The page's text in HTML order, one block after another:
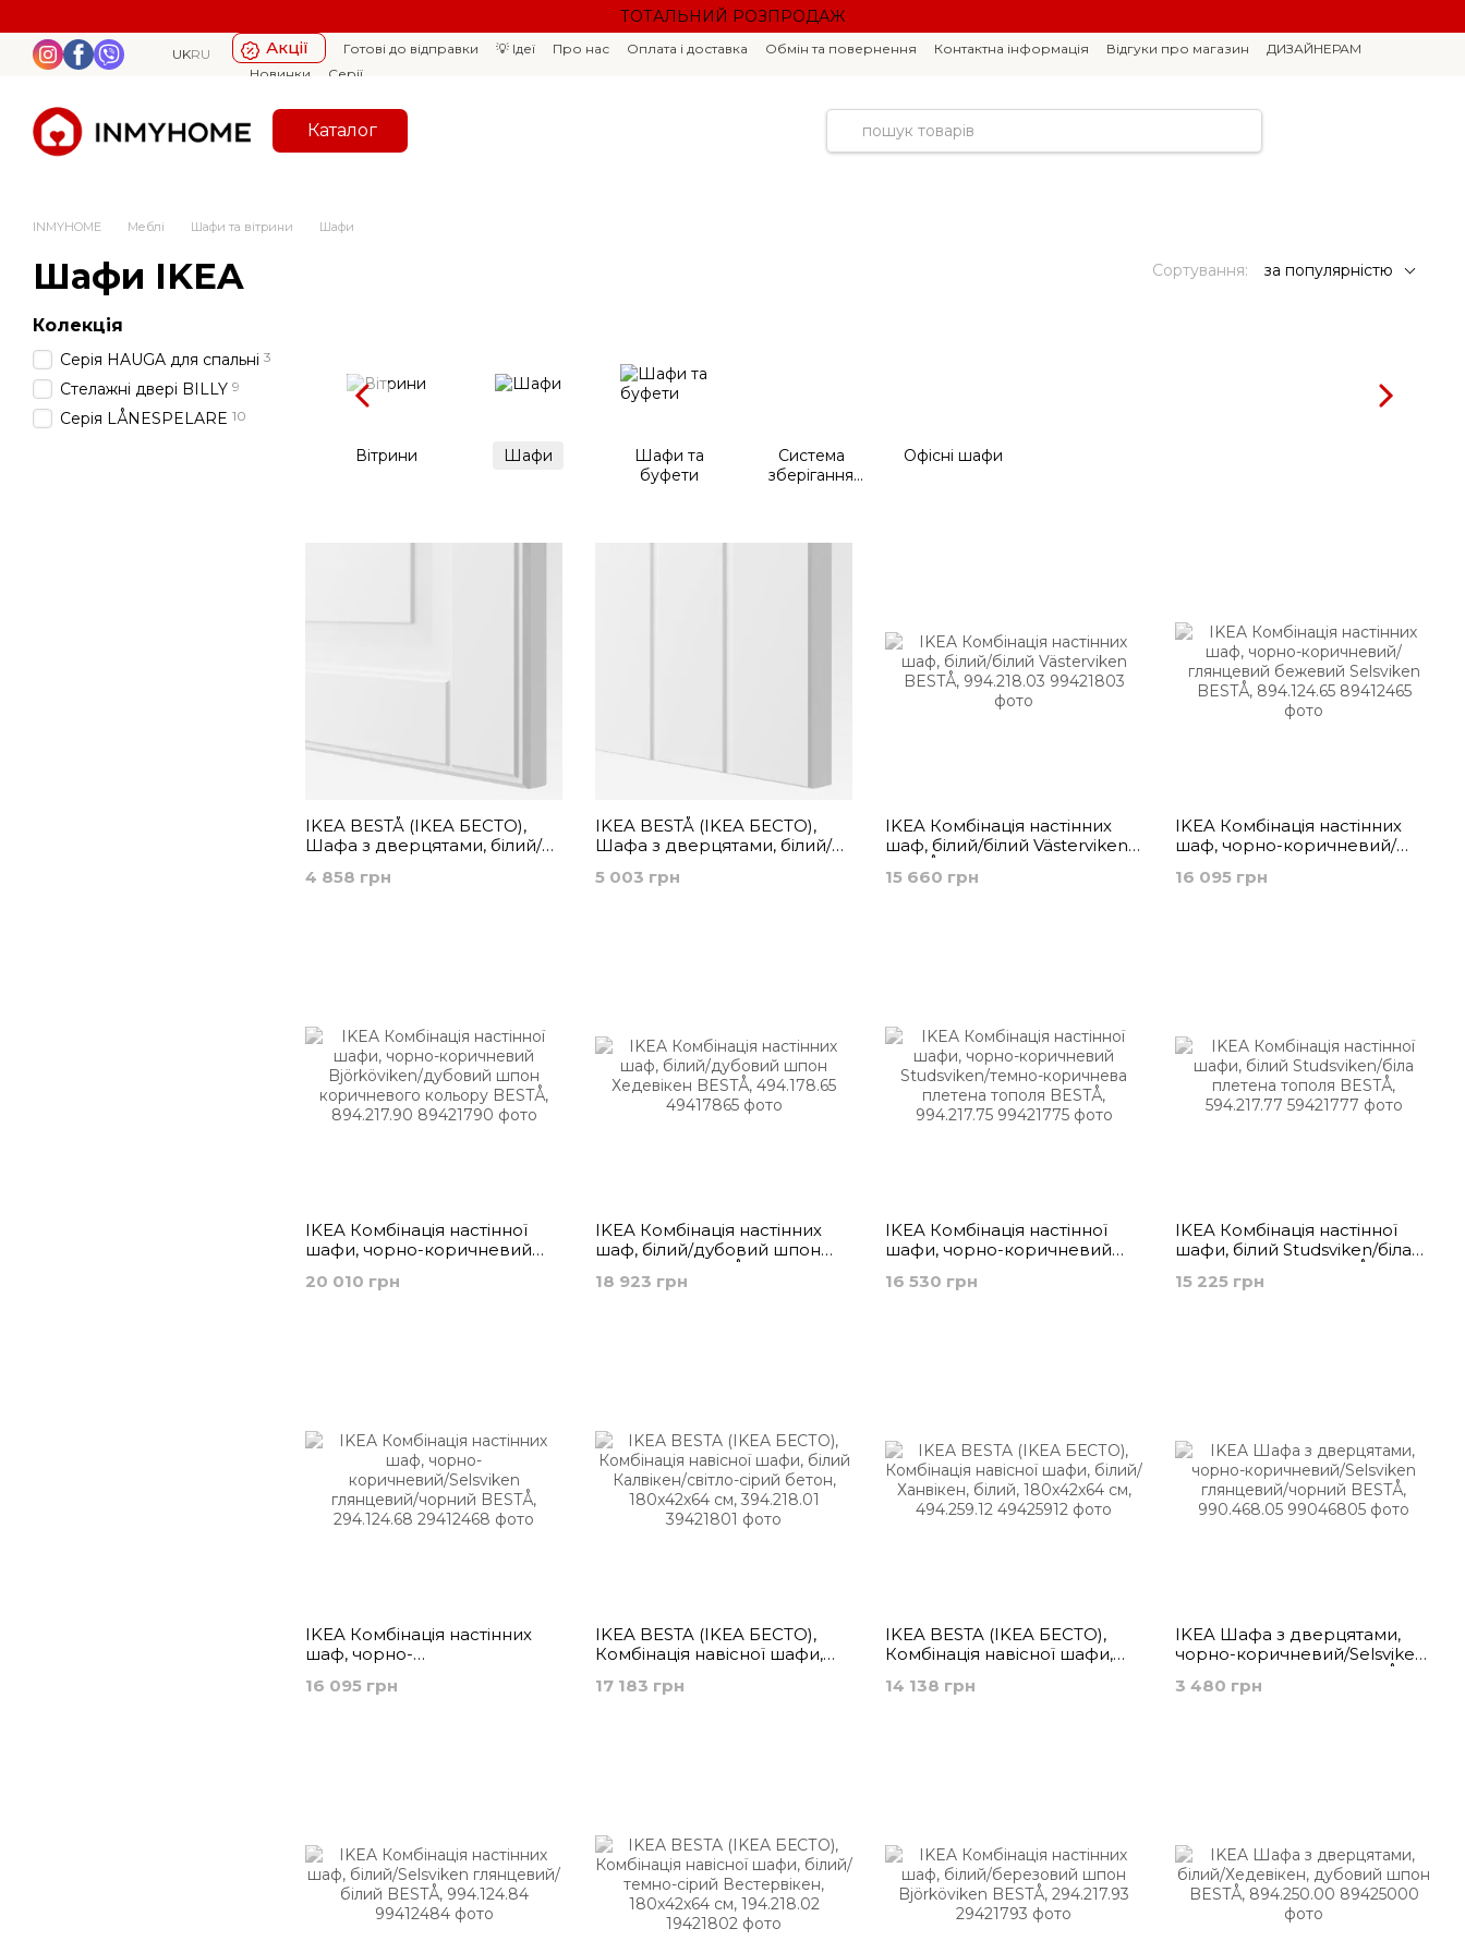
ТОТАЛЬНИЙ РОЗПРОДАЖ
UKRU Акції Готові до відправки 💡 Ідеї Про нас Оплата і доставка Обмін та повернення Контактна інформація Відгуки про магазин
ДИЗАЙНЕРАМ
Новинки
Серії
Каталог
INMYHOME Меблі Шафи та вітрини Шафи
Шафи IKEA Сортування: за популярністю
Вітрини Шафи
Шафи та
буфети
Система
зберігання
Офісні шафи
IKEA BESTÅ (ІKEA БЕСТО),
Шафа з дверцятами, білий/
194.249.71
4 858 грн
IKEA BESTÅ (ІKEA БЕСТО),
Шафа з дверцятами, білий/
см, 294.250.03
5 003 грн
IKEA Комбінація настінних
шаф, білий/білий Västerviken
BESTÅ, 994.218.03
15 660 грн
IKEA Комбінація настінних
шаф, чорно-коричневий/
Selsviken BESTÅ, 894.124.65
16 095 грн
IKEA Комбінація настінної
шафи, чорно-коричневий
коричневого кольору BESTÅ,
20 010 грн
IKEA Комбінація настінних
шаф, білий/дубовий шпон
Хедевікен BESTÅ, 494.178.65
18 923 грн
IKEA Комбінація настінної
шафи, чорно-коричневий
плетена тополя BESTÅ,
16 530 грн
IKEA Комбінація настінної
шафи, білий Studsviken/біла
плетена тополя BESTÅ,
594.217.77
15 225 грн
IKEA Комбінація настінних
шаф, чорно-
глянцевий/чорний BESTÅ,
16 095 грн
IKEA BESTA (ІKEA БЕСТО),
Комбінація навісної шафи,
бетон, 180x42x64 см,
17 183 грн
IKEA BESTA (ІKEA БЕСТО),
Комбінація навісної шафи,
180x42x64 см, 494.259.12
14 138 грн
IKEA Шафа з дверцятами,
чорно-коричневий/Selsviken
глянцевий/чорний BESTÅ,
990.468.05
3 480 грн
Колекція
Серія HAUGA для спальні 3
Стелажні двері BILLY 9
Серія LÅNESPELARE 10